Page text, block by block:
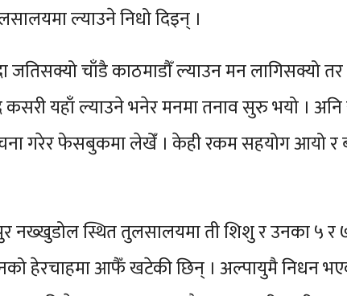
ल्याउने निधो दिइन् ।
जतिसक्यो चाँडै काठमाडौँ ल्याउन मन लागिसक्यो तर
कसरी यहाँ ल्याउने भनेर मनमा तनाव सुरु भयो ।
गरेर फेसबुकमा लेखेँ । केही रकम सहयोग आयो र
स्थित तुलसालयमा ती शिशु र उनका ५ र
हेरचाहमा आफैँ खटेकी छिन् । अल्पायुमै निधन